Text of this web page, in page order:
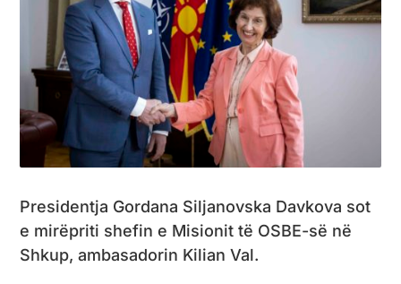
Presidentja Gordana Siljanovska Davkova sot
e mirëpriti shefin e Misionit të OSBE-së në
Shkup, ambasadorin Kilian Val.